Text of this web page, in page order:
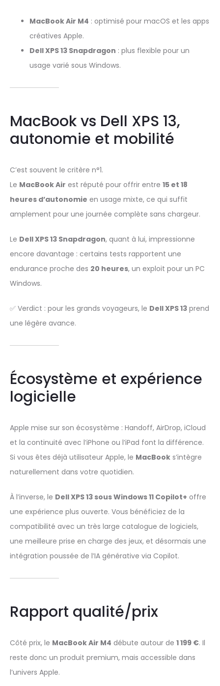
MacBook Air M4 : optimisé pour macOS et les apps
créatives Apple.
Dell XPS 13 Snapdragon : plus flexible pour un
usage varié sous Windows.
MacBook vs Dell XPS 13,
autonomie et mobilité
C’est souvent le critère n°1.
Le MacBook Air est réputé pour offrir entre 15 et 18
heures d’autonomie en usage mixte, ce qui suffit
amplement pour une journée complète sans chargeur.
Le Dell XPS 13 Snapdragon, quant à lui, impressionne
encore davantage : certains tests rapportent une
endurance proche des 20 heures, un exploit pour un PC
Windows.
✅ Verdict : pour les grands voyageurs, le Dell XPS 13 prend
une légère avance.
Écosystème et expérience
logicielle
Apple mise sur son écosystème : Handoff, AirDrop, iCloud
et la continuité avec l’iPhone ou l’iPad font la différence.
Si vous êtes déjà utilisateur Apple, le MacBook s’intègre
naturellement dans votre quotidien.
À l’inverse, le Dell XPS 13 sous Windows 11 Copilot+ offre
une expérience plus ouverte. Vous bénéficiez de la
compatibilité avec un très large catalogue de logiciels,
une meilleure prise en charge des jeux, et désormais une
intégration poussée de l’IA générative via Copilot.
Rapport qualité/prix
Côté prix, le MacBook Air M4 débute autour de 1 199 €. Il
reste donc un produit premium, mais accessible dans
l’univers Apple.